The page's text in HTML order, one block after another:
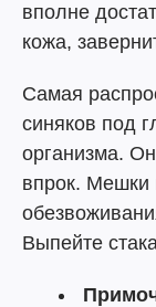
вполне
кожа,
Самая
синяков под
организма.
впрок. Мешки
Выпейте